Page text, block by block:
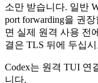
소만 받습니다. 일반
port forwarding을 권
면 실제 원격 사용 전
결은 TLS 뒤에 두십시
Codex는 원격 TUI 연
니다.